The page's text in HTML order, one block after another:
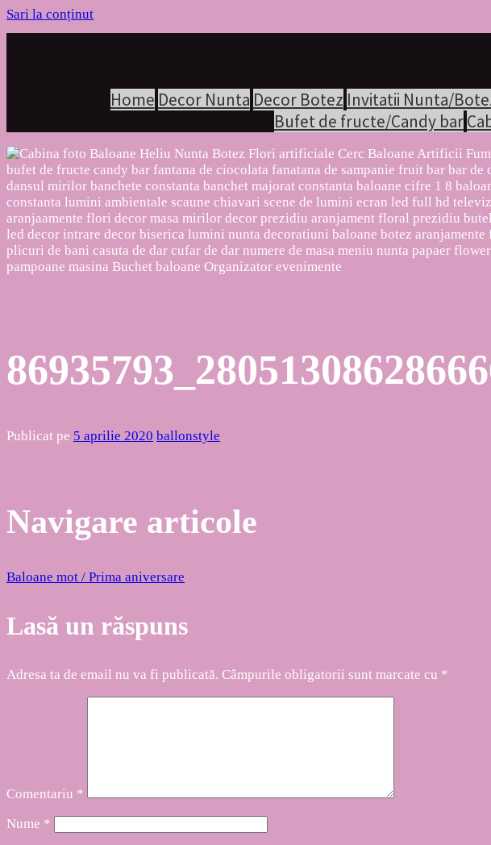
Sari la conținut
Home Decor Nunta Decor Botez Invitatii Nunta/
Bufet de fructe/Candy bar
Publicat pe 5 aprilie 2020 ballonstyle
Navigare articole
Baloane mot / Prima aniversare
Lasă un răspuns
Adresa ta de email nu va fi publicată. Câmpurile obligatorii sunt marcate cu *
Comentariu *
Nume *